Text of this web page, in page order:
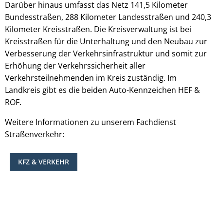
Darüber hinaus umfasst das Netz 141,5 Kilometer
Bundesstraßen, 288 Kilometer Landesstraßen und 240,3
Kilometer Kreisstraßen. Die Kreisverwaltung ist bei
Kreisstraßen für die Unterhaltung und den Neubau zur
Verbesserung der Verkehrsinfrastruktur und somit zur
Erhöhung der Verkehrssicherheit aller
Verkehrsteilnehmenden im Kreis zuständig. Im
Landkreis gibt es die beiden Auto-Kennzeichen HEF &
ROF.
Weitere Informationen zu unserem Fachdienst
Straßenverkehr:
KFZ & VERKEHR